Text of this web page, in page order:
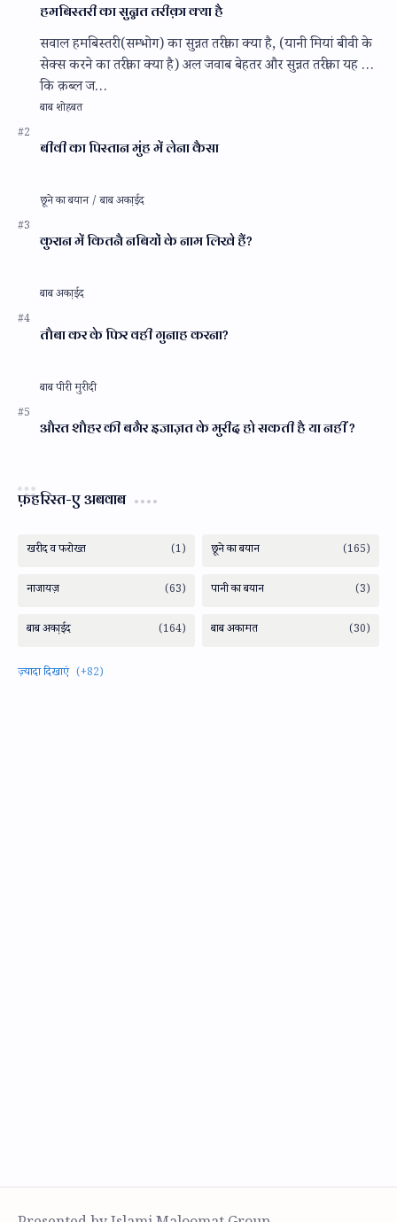
हमबिस्तरी का सुन्नत तरीक़ा क्या है
सवाल हमबिस्तरी (सम्भोग) का सुन्नत तरीक़ा क्या है, (यानी मियां बीवी के
सेक्स करने का तरीक़ा क्या है) अल जवाब बेहतर और सुन्नत तरीक़ा यह है
कि क़ब्ल ज…
बीवी का पिस्तान मुंह में लेना कैसा
कुरान में कितनै नबियों के नाम लिखे हैं?
तौबा कर के फिर वही गुनाह करना?
औरत शौहर की बगैर इजाज़त के मुरीद हो सकती है या नहीं ?
फ़हरिस्त-ए अबवाब